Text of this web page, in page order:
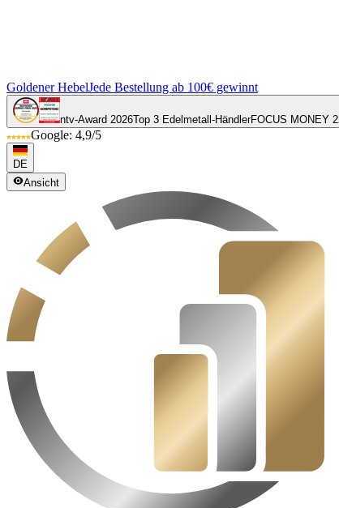
Goldener HebelJede Bestellung ab 100€ gewinnt
ntv-Award 2026Top 3 Edelmetall-HändlerFOCUS MONEY
Google: 4,9/5
DE
Ansicht